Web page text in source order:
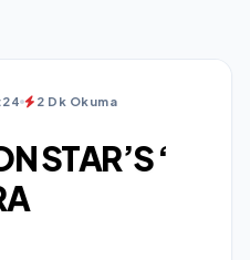
2 Dk Okuma
STAR’S ‘